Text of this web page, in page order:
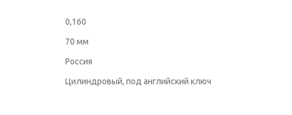
0,160
70 мм
Россия
Цилиндровый, под английский ключ